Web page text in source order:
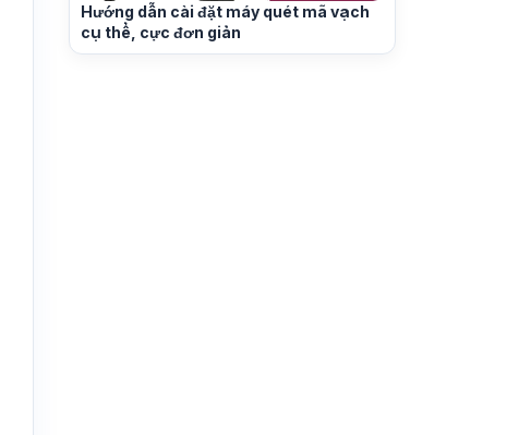
Hướng dẫn cài đặt máy quét mã vạch
cụ thể, cực đơn giản